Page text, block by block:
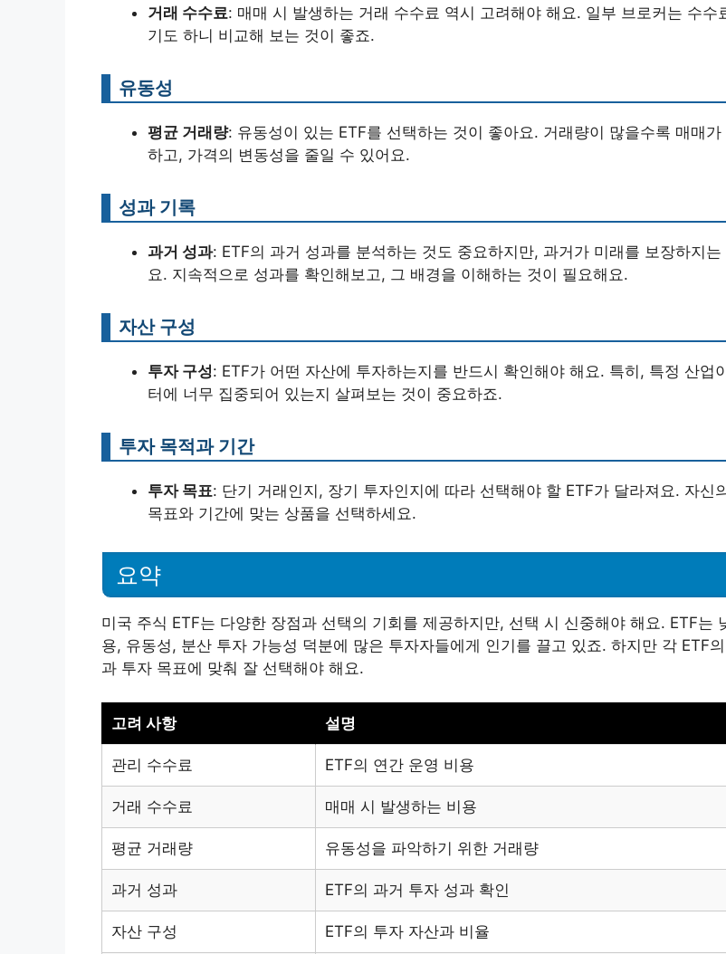
거래 수수료: 매매 시 발생하는 거래 수수료 역시 고려해야 해요. 일부 브로커는 수수
기도 하니 비교해 보는 것이 좋죠.
유동성
평균 거래량: 유동성이 있는 ETF를 선택하는 것이 좋아요. 거래량이 많을수록 매매가
하고, 가격의 변동성을 줄일 수 있어요.
성과 기록
과거 성과: ETF의 과거 성과를 분석하는 것도 중요하지만, 과거가 미래를 보장하지는
요. 지속적으로 성과를 확인해보고, 그 배경을 이해하는 것이 필요해요.
자산 구성
투자 구성: ETF가 어떤 자산에 투자하는지를 반드시 확인해야 해요. 특히, 특정 산업
터에 너무 집중되어 있는지 살펴보는 것이 중요하죠.
투자 목적과 기간
투자 목표: 단기 거래인지, 장기 투자인지에 따라 선택해야 할 ETF가 달라져요. 자신
목표와 기간에 맞는 상품을 선택하세요.
요약
미국 주식 ETF는 다양한 장점과 선택의 기회를 제공하지만, 선택 시 신중해야 해요. ETF는
용, 유동성, 분산 투자 가능성 덕분에 많은 투자자들에게 인기를 끌고 있죠. 하지만 각 ETF
과 투자 목표에 맞춰 잘 선택해야 해요.
고려 사항 설명
관리 수수료 ETF의 연간 운영 비용
거래 수수료 매매 시 발생하는 비용
평균 거래량 유동성을 파악하기 위한 거래량
과거 성과 ETF의 과거 투자 성과 확인
자산 구성 ETF의 투자 자산과 비율